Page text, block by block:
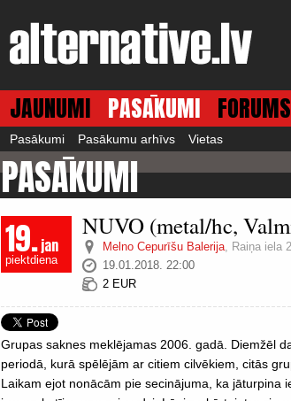
JAUNUMI PASĀKUMI FORUMS
Pasākumi Pasākumu arhīvs Vietas
PASĀKUMI
19.jan
piektdiena
NUVO (metal/hc,
Melno Cepurīšu Balerija, Raiņa iela
19.01.2018. 22:00
2 EUR
Grupas saknes meklējamas 2006. gadā. Diemžēl
periodā, kurā spēlējām ar citiem cilvēkiem, citās
Laikam ejot nonācām pie secinājuma, ka jāturpina